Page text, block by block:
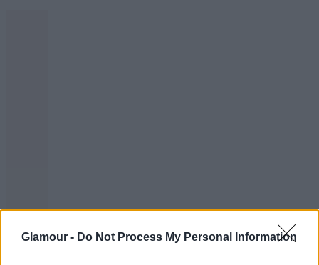
Glamour - Do Not Process My Personal Information